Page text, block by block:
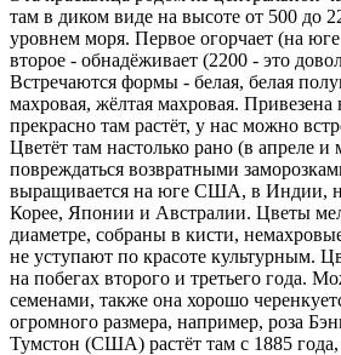
там в диком виде на высоте от 500 до
уровнем моря. Первое огорчает (на
второе - обнадёживает (2200 - это
Встречаются формы - белая, белая
махровая, жёлтая махровая.
прекрасно там растёт, у нас можно
Цветёт там настолько рано (в апреле и
повреждаться возвратными
выращивается на юге США, в Индии,
Корее, Японии и Австралии. Цветы
диаметре, собраны в кисти,
не уступают по красоте культурным.
на побегах второго и третьего года.
семенами, также она хорошо
огромного размера, например, роза
Тумстон (США) растёт там с 1885